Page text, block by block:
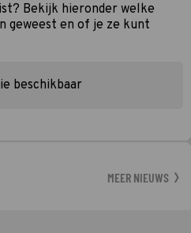
Bekijk hieronder welke
geweest en of je ze kunt
beschikbaar
MEER NIEUWS